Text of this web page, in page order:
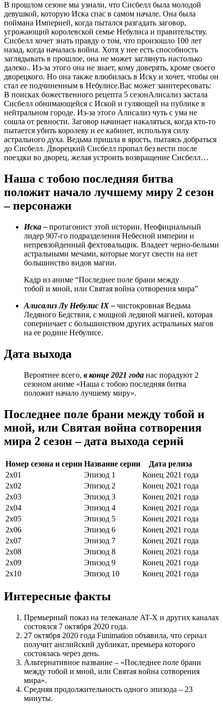
В прошлом сезоне мы узнали, что Сисбелл была молодой
девушкой, которую Иска спас в самом начале. Она была
поймана Империей, когда пытался разгадать заговор,
угрожающий королевской семье Небулиса и правительству.
Сисбелл хочет знать правду о том, что произошло 100 лет
назад, когда началась война. Хотя у нее есть способность
заглядывать в прошлое, она не может заглянуть настолько
далеко.. Из-за этого она не знает, кому доверять, кроме своего
дворецкого. Но она также влюбилась в Иску и хочет, чтобы он
стал ее подчиненным в Небулисе.Вас может заинтересовать:
В поисках божественного рецепта 5 сезонАлисализ застала
Сисбелл обнимающейся с Иской и гуляющей на публике в
нейтральном городе. Из-за этого Алисализ чуть с ума не
сошла от ревности. Заговор начинает накаляться, когда кто-то
пытается убить королеву и ее кабинет, используя силу
астрального духа. Ведьма пришла в ярость, пытаясь добраться
до Сисбелл. Дворецкий Сисбелл пропал без вести после
поездки во дворец, желая устроить возвращение Сисбелл…
Наша с тобою последняя битва
положит начало лучшему миру 2 сезон
– персонажи
Иска – протагонист этой истории. Неофициальный
лидер 907-го подразделения Небесной империи и
непревзойденный фехтовальщик. Владеет черно-белыми
астральными мечами, которые могут свести на нет
большинство видов магии.
Кадр из аниме “Последнее поле брани между
тобой и мной, или Святая война сотворения мира”
Алисализ Лу Небулис IX – чистокровная Ведьма
Ледяного Бедствия, с мощной ледяной магией, которая
соперничает с большинством других астральных магов
на ее родине Небулисе.
Дата выхода
Вероятнее всего, в конце 2021 года нас порадуют 2
сезоном аниме «Наша с тобою последняя битва
положит начало лучшему миру».
Последнее поле брани между тобой и
мной, или Святая война сотворения
мира 2 сезон – дата выхода серий
Номер сезона и серии Название серии
Дата релиза
2х01
Эпизод 1
Конец 2021 года
2х02
Эпизод 2
Конец 2021 года
2х03
Эпизод 3
Конец 2021 года
2х04
Эпизод 4
Конец 2021 года
2х05
Эпизод 5
Конец 2021 года
2х06
Эпизод 6
Конец 2021 года
2х07
Эпизод 7
Конец 2021 года
2х08
Эпизод 8
Конец 2021 года
2х09
Эпизод 9
Конец 2021 года
2х10
Эпизод 10 Конец 2021 года
Интересные факты
Премьерный показ на телеканале AT-X и других каналах
состоялся 7 октября 2020 года.
27 октября 2020 года Funimation объявила, что сериал
получит английский дубликат, премьера которого
состоялась через день.
Альтернативное название – «Последнее поле брани
между тобой и мной, или Святая война сотворения
мира».
Средняя продолжительность одного эпизода – 23
минуты.